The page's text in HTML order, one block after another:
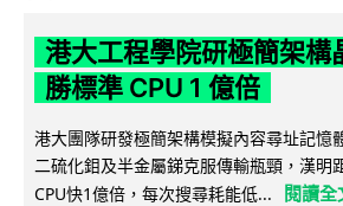
港大工程學院研極簡架構
勝標準 CPU 1 億倍
港大團隊研發極簡架構模擬內容尋址記憶
二硫化鉬及半金屬銻克服傳輸瓶頸，漢明
CPU快1億倍，每次搜尋耗能低...
閱讀全